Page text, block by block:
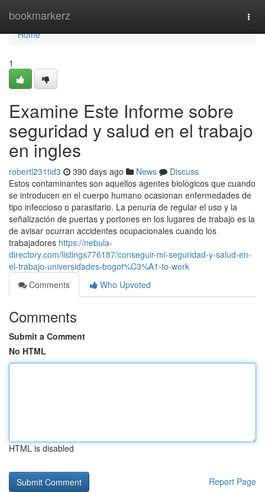
bookmarkerz
Home
Home
1
Examine Este Informe sobre
seguridad y salud en el trabajo
en ingles
robertl231tid3 390 days ago News
Discuss
Estos contaminantes son aquellos agentes biológicos que cuando
se introducen en el cuerpo humano ocasionan enfermedades de
tipo infeccioso o parasitario. La penuria de regular el uso y la
señalización de puertas y portones en los lugares de trabajo es la
de avisar ocurran accidentes ocupacionales cuando los
trabajadores https://nebula-
directory.com/listings776187/conseguir-mi-seguridad-y-salud-en-
el-trabajo-universidades-bogot%C3%A1-to-work
Comments
Who Upvoted
Comments
Submit a Comment
No HTML
HTML is disabled
Report Page